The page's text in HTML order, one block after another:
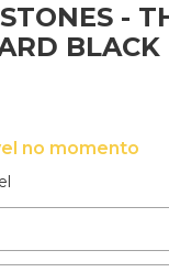
-
BLACK
no momento